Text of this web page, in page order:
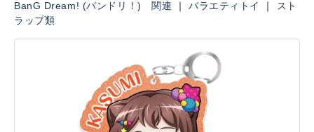
BanG Dream! (バンドリ！) 関連 ｜バラエティトイ ｜
スト
ラップ類